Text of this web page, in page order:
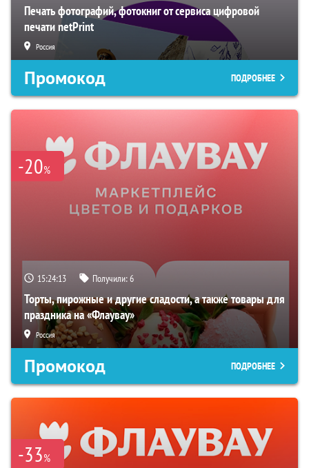
Печать фотографий, фотокниг от сервиса цифровой
печати netPrint
Россия
Промокод ПОДРОБНЕЕ
-20%
15:24:12 Получили:6
Торты, пирожные и другие сладости, а также товары для
праздника на «Флаувау»
Россия
Промокод ПОДРОБНЕЕ
-33%